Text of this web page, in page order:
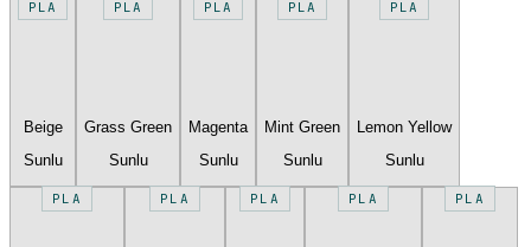
PLA
Beige
Sunlu
PLA
Grass Green
Sunlu
PLA
Magenta
Sunlu
PLA
Mint Green
Sunlu
PLA
Lemon Yellow
Sunlu
PLA PLA PLA PLA PLA